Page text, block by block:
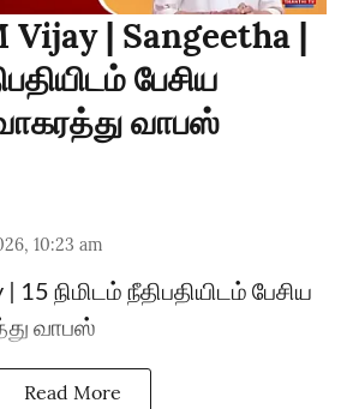
Vijay | Sangeetha |
பேசிய
வாபஸ்
10:23 am
15 நிமிடம் நீதிபதியிடம் பேசிய
வாபஸ்
Read More